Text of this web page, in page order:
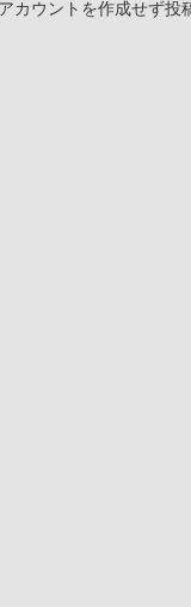
アカウントを作成せず